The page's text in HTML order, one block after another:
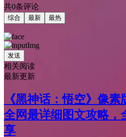
共0条评论
综合 最新 最热
发送
相关阅读
最新更新
《黑神话：悟空》像
全网最详细图文攻略，
享